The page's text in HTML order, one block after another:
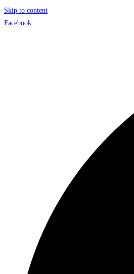
Skip to content
Facebook